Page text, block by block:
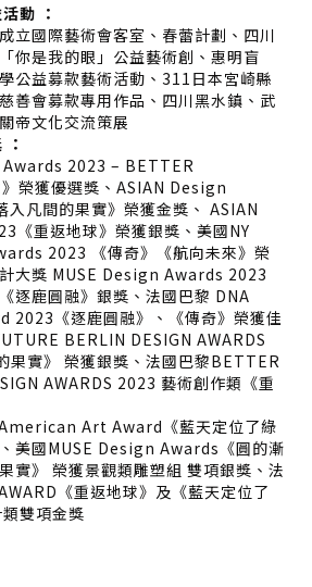
動 ：
立國際藝術會客室、春蕾計劃、四川
你是我的眼」公益藝術創、惠明盲
公益募款藝術活動、311日本宮崎縣
善會募款專用作品、四川黑水鎮、武
帝文化交流策展
2023 – BETTER
榮獲優選獎、ASIAN Design
凡間的果實》榮獲金獎、 ASIAN
《重返地球》榮獲銀獎、美國NY
2023 《傳奇》《航向未來》榮
大獎 MUSE Design Awards 2023
逐鹿圓融》銀獎、法國巴黎 DNA
《逐鹿圓融》、《傳奇》榮獲佳
BERLIN DESIGN AWARDS
果實》 榮獲銀獎、法國巴黎BETTER
AWARDS 2023 藝術創作類《重
Art Award《藍天定位了綠
美國MUSE Design Awards《圓的漸
實》 榮獲景觀類雕塑組 雙項銀獎、法
《重返地球》及《藍天定位了
雙項金獎